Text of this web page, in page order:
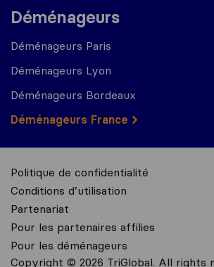
Déménageurs
Déménageurs Paris
Déménageurs Lyon
Déménageurs Bordeaux
Déménageurs France
Politique de confidentialité
Conditions d’utilisation
Partenariat
Pour les partenaires affilies
Pour les déménageurs
Copyright © 2026 TriGlobal. All rights